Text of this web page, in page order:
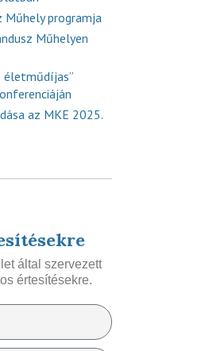
Műhely programja
Műhelyen
életműdíjas”
az MKE 2025.
által szervezett
értesítésekre.